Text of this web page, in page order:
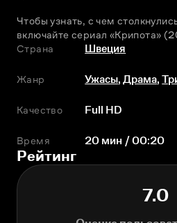
Чтобы узнать, с чем
включайте сериал «Крипота»
Страна
Швеция
Жанр Ужасы,Драма,
Качество Full HD
Время 20 мин / 00:20
Рейтинг
7.0